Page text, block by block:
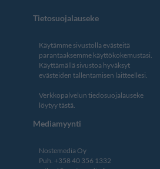
Tietosuojalauseke
Käytämme sivustolla evästeitä
parantaaksemme käyttökokemustasi.
Käyttämällä sivustoa hyväksyt
evästeiden tallentamisen laitteellesi.
Verkkopalvelun tiedosuojalauseke
löytyy tästä.
Mediamyynti
Nostemedia Oy
Puh. +358 40 356 1332